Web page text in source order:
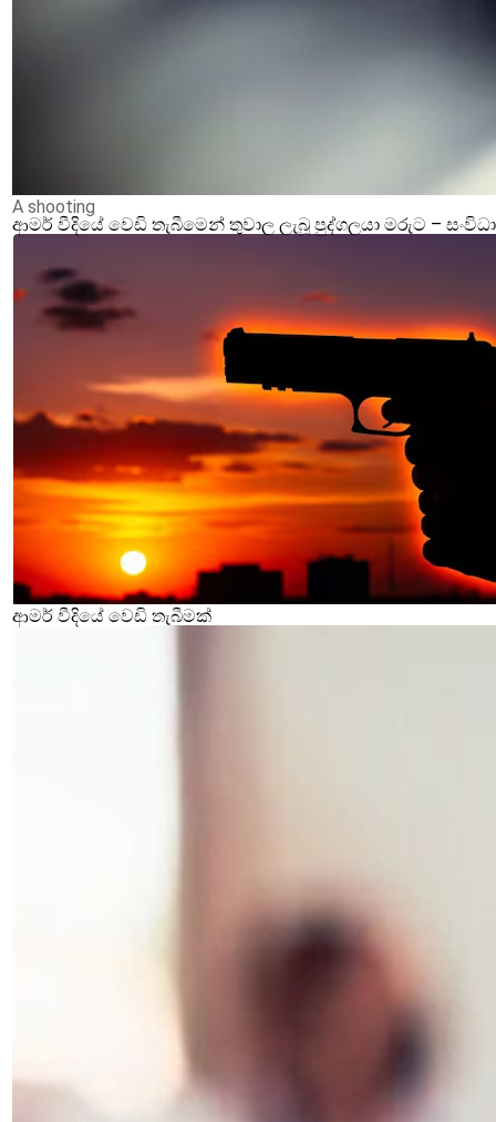
A shooting
ආමර් වීදියේ වෙඩි තැබීමෙන් තුවාල ලැබූ පුද්ගලයා මරුට –
ආමර් වීදියේ වෙඩි තැබීමක්